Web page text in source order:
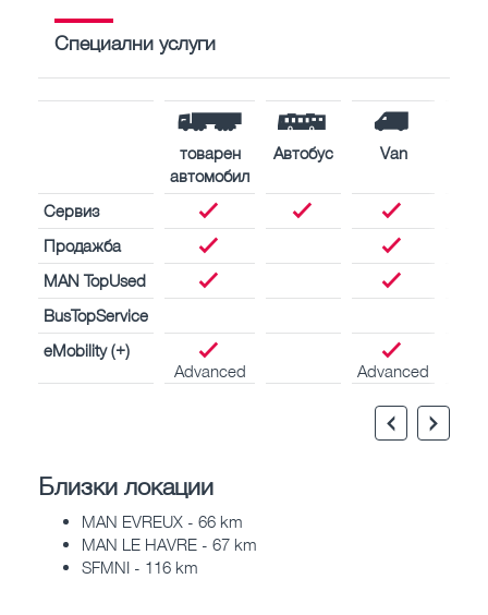
Специални услуги
товарен
автомобил
Автобус Van
Сервиз
Продажба
MAN TopUsed
BusTopService
eMobility (+)
Advanced
Advanced
Близки локации
MAN EVREUX - 66 km
MAN LE HAVRE - 67 km
SFMNI - 116 km